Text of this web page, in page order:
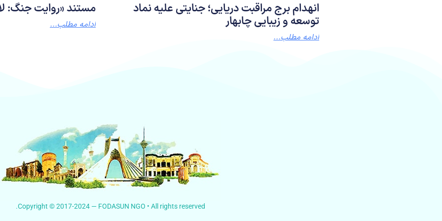
انهدام برج مراقبت دریایی؛ جنایتی علیه نماد
توسعه و زیبایی چابهار
ادامه مطلب...
مستند «روایت جنگ:
ادامه مطلب...
Copyright © 2017-2024 — FODASUN NGO • All rights reserved.